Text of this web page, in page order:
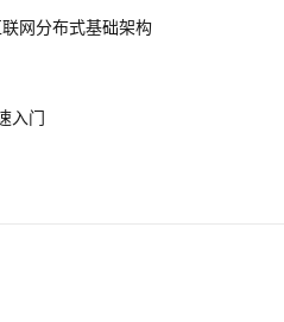
现分布式锁(非公平锁/公
网分布式基础架构
入门